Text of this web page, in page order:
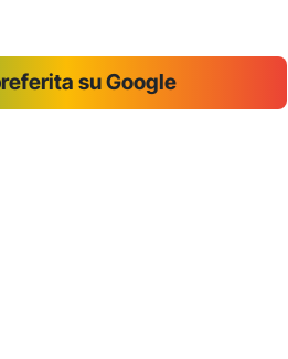
su Google